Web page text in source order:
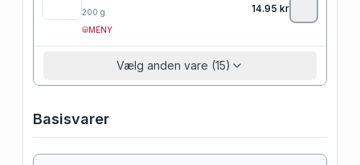
200 g
MENY
14.95 kr
Vælg anden vare (15)
Basisvarer